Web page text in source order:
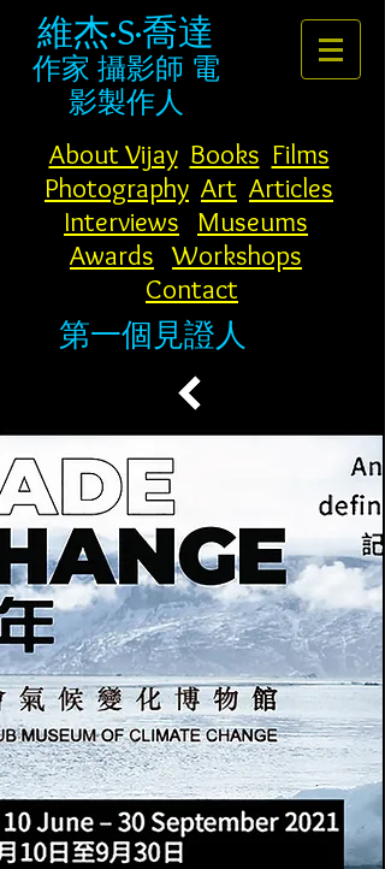
維杰·S·喬達
作家 攝影師 電
影製作人
About Vijay Books Films
Photography Art Articles
Interviews
Museums
Awards Workshops
Contact
第一個見證人